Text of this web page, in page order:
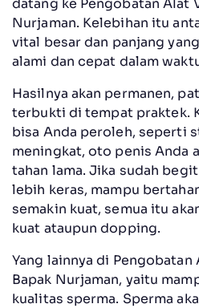
datang ke Pengobatan Alat
Nurjaman. Kelebihan itu
vital besar dan panjang
alami dan cepat dalam
Hasilnya akan permanen,
terbukti di tempat praktek.
bisa Anda peroleh, seperti
meningkat, oto penis Anda
tahan lama. Jika sudah
lebih keras, mampu
semakin kuat, semua itu
kuat ataupun dopping.
Yang lainnya di Pengobatan
Bapak Nurjaman, yaitu
kualitas sperma. Sperma